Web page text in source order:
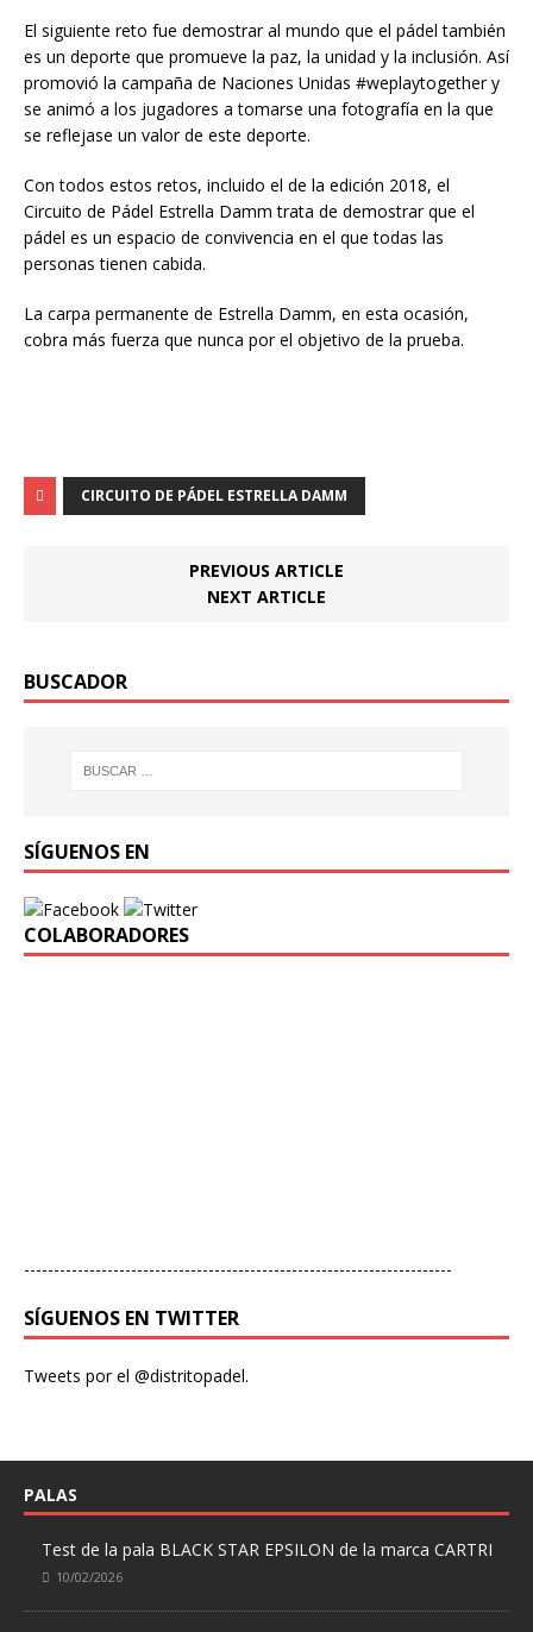
El siguiente reto fue demostrar al mundo que el pádel también
es un deporte que promueve la paz, la unidad y la inclusión. Así
promovió la campaña de Naciones Unidas #weplaytogether y
se animó a los jugadores a tomarse una fotografía en la que
se reflejase un valor de este deporte.
Con todos estos retos, incluido el de la edición 2018, el
Circuito de Pádel Estrella Damm trata de demostrar que el
pádel es un espacio de convivencia en el que todas las
personas tienen cabida.
La carpa permanente de Estrella Damm, en esta ocasión,
cobra más fuerza que nunca por el objetivo de la prueba.
CIRCUITO DE PÁDEL ESTRELLA DAMM
PREVIOUS ARTICLE
NEXT ARTICLE
BUSCADOR
SÍGUENOS EN
COLABORADORES
------------------------------------------------------------------------
SÍGUENOS EN TWITTER
Tweets por el @distritopadel.
PALAS
Test de la pala BLACK STAR EPSILON de la marca CARTRI
10/02/2026